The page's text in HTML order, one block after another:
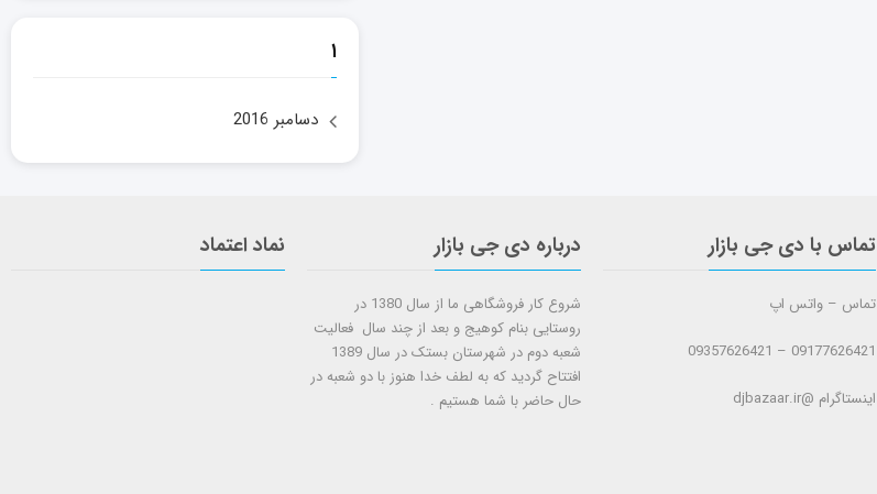
۱
دسامبر 2016
تماس با دی جی بازار
تماس – واتس اپ
09177626421 – 09357626421
اینستاگرام @djbazaar.ir
درباره دی جی بازار
شروع کار فروشگاهی ما از سال 1380 در
روستایی بنام کوهیج و بعد از چند سال فعالیت
شعبه دوم در شهرستان بستک در سال 1389
افتتاح گردید که به لطف خدا هنوز با دو شعبه در
حال حاضر با شما هستيم .
نماد اعتماد